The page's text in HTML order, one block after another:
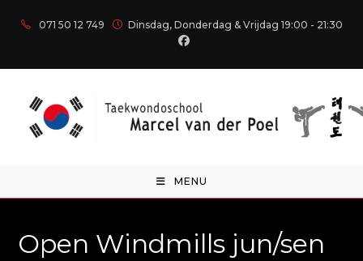
071 50 12 749 Dinsdag, Donderdag & Vrijdag 19:00 - 21:30
MENU
Open Windmills jun/sen